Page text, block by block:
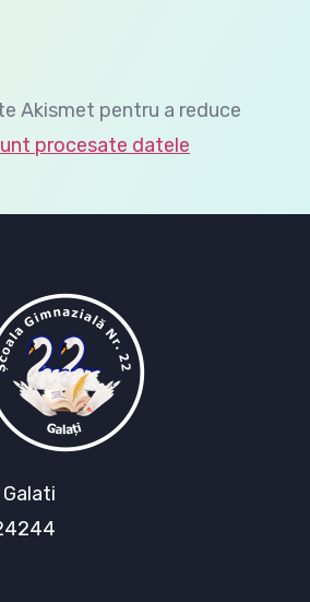
Akismet pentru a reduce
procesate datele